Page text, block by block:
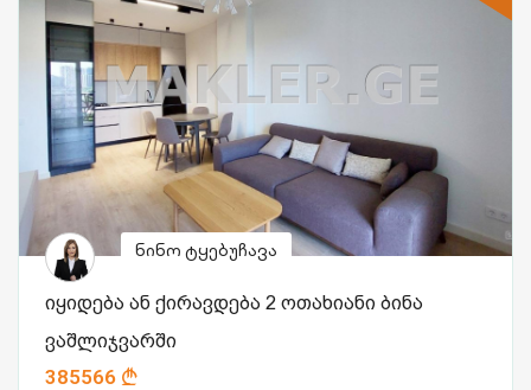
ნინო ტყებუჩავა
იყიდება ან ქირავდება 2 ოთახიანი ბინა
ვაშლიჯვარში
385566